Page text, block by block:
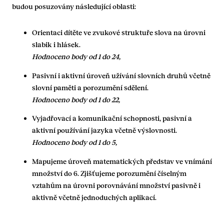
budou posuzovány následující oblasti:
Orientaci dítěte ve zvukové struktuře slova na úrovni
slabik i hlásek.
Hodnoceno body od 1 do 24,
Pasivní i aktivní úroveň užívání slovních druhů včetně
slovní paměti a porozumění sdělení.
Hodnoceno body od 1 do 22,
Vyjadřovací a komunikační schopnosti, pasivní a
aktivní používání jazyka včetně výslovnosti.
Hodnoceno body od 1 do 5,
Mapujeme úroveň matematických představ ve vnímání
množství do 6. Zjišťujeme porozumění číselným
vztahům na úrovni porovnávání množství pasivně i
aktivně včetně jednoduchých aplikací.